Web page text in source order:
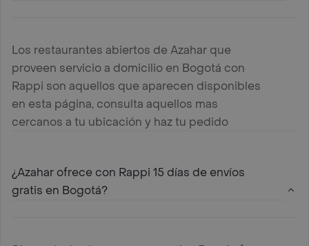
Los restaurantes abiertos de Azahar que
proveen servicio a domicilio en Bogotá con
Rappi son aquellos que aparecen disponibles
en esta página, consulta aquellos mas
cercanos a tu ubicación y haz tu pedido
¿Azahar ofrece con Rappi 15 días de envíos
gratis en Bogotá?